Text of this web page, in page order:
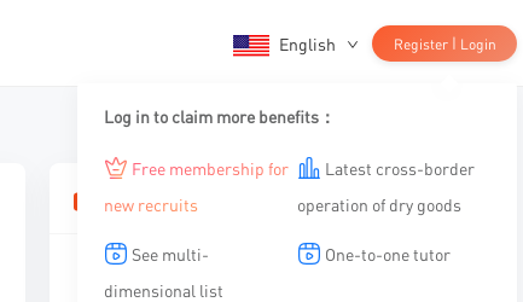
English Register | Login
Log in to claim more benefits：
Free membership for
new recruits
Latest cross-border
operation of dry goods
See multi-
dimensional list
One-to-one tutor
相关文章